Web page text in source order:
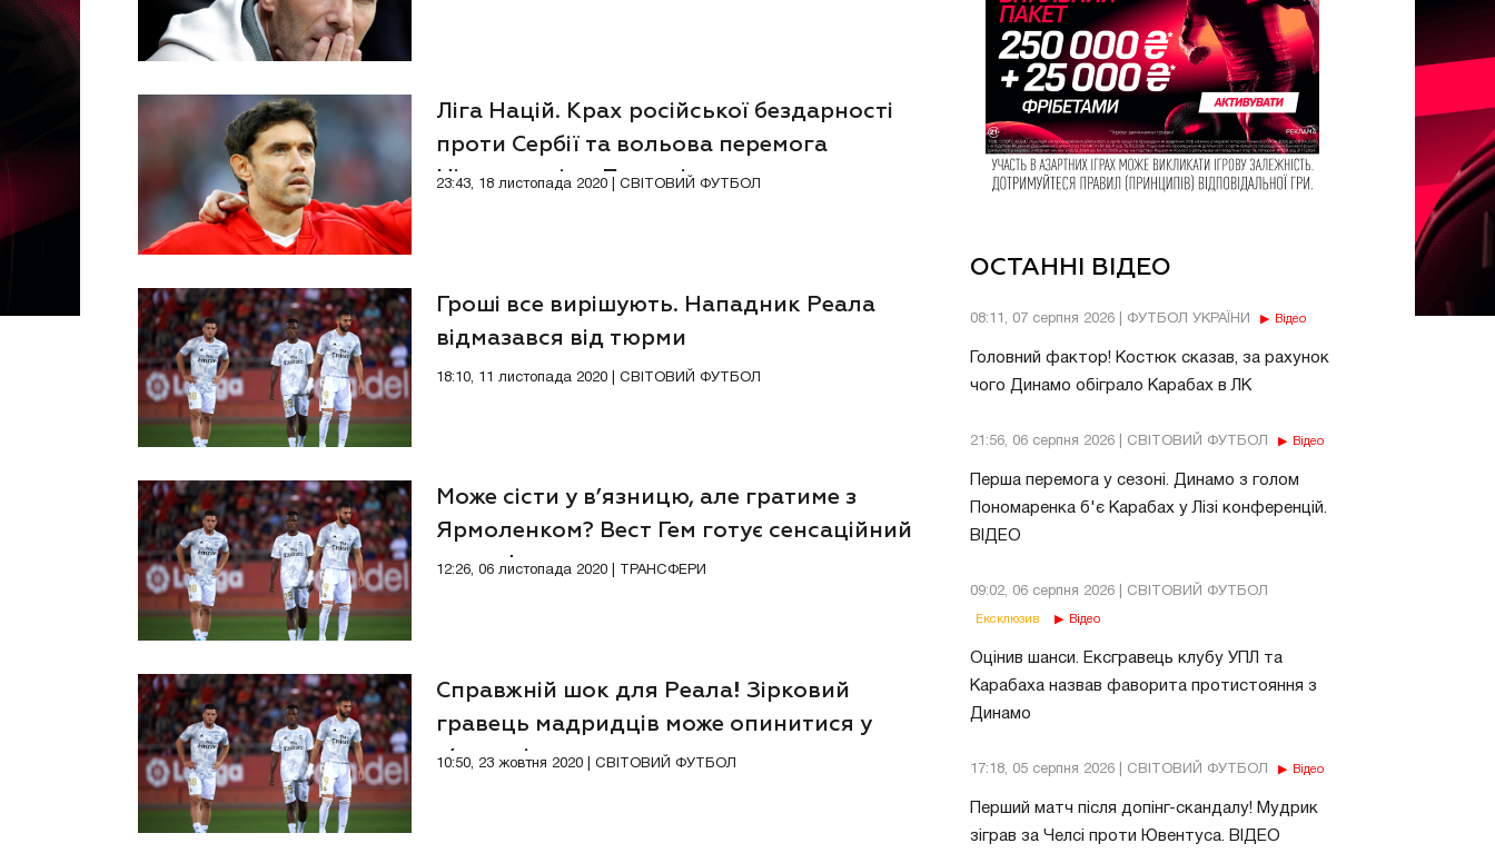
ОСТАННІ ВІДЕО
08:11, 07 серпня 2026 | ФУТБОЛ УКРАЇНИ Відео
Головний фактор! Костюк сказав, за рахунок
чого Динамо обіграло Карабах в ЛК
21:56, 06 серпня 2026 | СВІТОВИЙ ФУТБОЛ Відео
Перша перемога у сезоні. Динамо з голом
Пономаренка б'є Карабах у Лізі конференцій.
ВІДЕО
09:02, 06 серпня 2026 | СВІТОВИЙ ФУТБОЛ
Ексклюзив Відео
Оцінив шанси. Ексгравець клубу УПЛ та
Карабаха назвав фаворита протистояння з
Динамо
17:18, 05 серпня 2026 | СВІТОВИЙ ФУТБОЛ Відео
Перший матч після допінг-скандалу! Мудрик
зіграв за Челсі проти Ювентуса. ВІДЕО
Ліга Націй. Крах російської бездарності
проти Сербії та вольова перемога
Нідерландів у Польщі
23:43, 18 листопада 2020 | СВІТОВИЙ ФУТБОЛ
Гроші все вирішують. Нападник Реала
відмазався від тюрми
18:10, 11 листопада 2020 | СВІТОВИЙ ФУТБОЛ
Може сісти у в’язницю, але гратиме з
Ярмоленком? Вест Гем готує сенсаційний
трансфер
12:26, 06 листопада 2020 | ТРАНСФЕРИ
Справжній шок для Реала! Зірковий
гравець мадридців може опинитися у
в’язниці
10:50, 23 жовтня 2020 | СВІТОВИЙ ФУТБОЛ